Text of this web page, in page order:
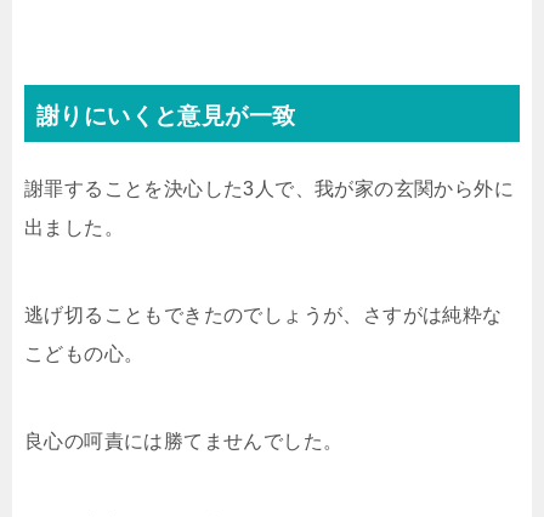
謝りにいくと意見が一致
謝罪することを決心した3人で、我が家の玄関から外に
出ました。
逃げ切ることもできたのでしょうが、さすがは純粋な
こどもの心。
良心の呵責には勝てませんでした。